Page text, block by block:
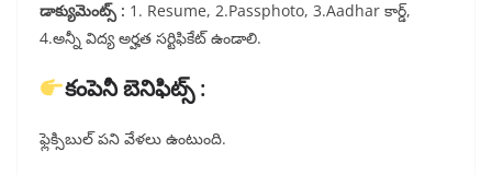
డాక్యుమెంట్స్ : 1. Resume, 2.Passphoto, 3.Aadhar కార్డ్,
4.అన్నీ విద్య అర్హత సర్టిఫికేట్ ఉండాలి.
కంపెనీ బెనిఫిట్స్ :
ఫ్లెక్సిబుల్ పని వేళలు ఉంటుంది.